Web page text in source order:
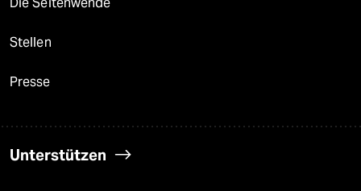
Stellen
Presse
Unterstützen